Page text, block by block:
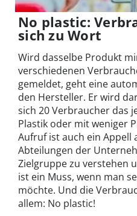
No plastic:
sich zu Wort
Wird dasselbe Produkt
verschiedenen
gemeldet, geht eine
den Hersteller. Er wird
sich 20 Verbraucher das
Plastik oder mit weniger
Aufruf ist auch ein Appell
Abteilungen der
Zielgruppe zu verstehen
ist ein Muss, wenn man
möchte. Und die
allem: No plastic!